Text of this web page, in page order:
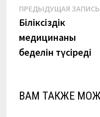
Навигация
по
записям
ПРЕДЫДУЩАЯ ЗАПИСЬ
Біліксіздік
медицинаның
беделін түсіреді
ВАМ ТАКЖЕ